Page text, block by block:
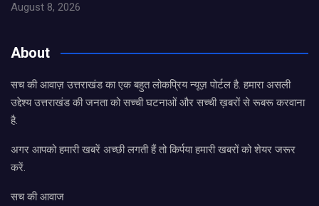
August 8, 2026
About
सच की आवाज़ उत्तराखंड का एक बहुत लोकप्रिय न्यूज़ पोर्टल है. हमारा असली
उद्देश्य उत्तराखंड की जनता को सच्ची घटनाओं और सच्ची ख़बरों से रूबरू करवाना
है.
अगर आपको हमारी खबरें अच्छी लगती हैं तो किर्पया हमारी खबरों को शेयर जरूर
करें.
सच की आवाज